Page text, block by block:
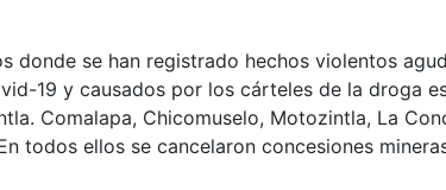
donde se han registrado hechos violentos
19 y causados por los cárteles de la droga
Comalapa, Chicomuselo, Motozintla, La
todos ellos se cancelaron concesiones